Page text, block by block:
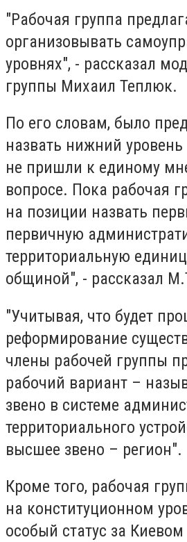
"Рабочая группа
организовывать
уровнях", - рассказал
группы Михаил Теплюк.
По его словам, было
назвать нижний
не пришли к единому
вопросе. Пока рабочая
на позиции назвать
первичную
территориальную
общиной", - рассказал
"Учитывая, что будет
реформирование
члены рабочей группы
рабочий вариант –
звено в системе
территориального
высшее звено – регион".
Кроме того, рабочая
на конституционном
особый статус за Киевом